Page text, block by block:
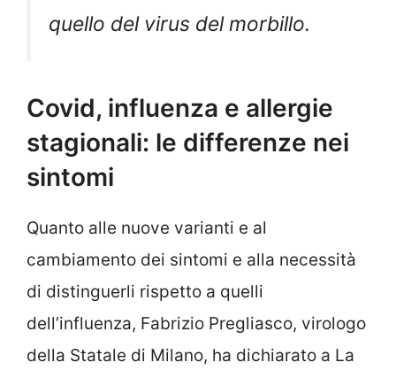
quello del virus del morbillo.
Covid, influenza e allergie
stagionali: le differenze nei
sintomi
Quanto alle nuove varianti e al
cambiamento dei sintomi e alla necessità
di distinguerli rispetto a quelli
dell’influenza, Fabrizio Pregliasco, virologo
della Statale di Milano, ha dichiarato a La